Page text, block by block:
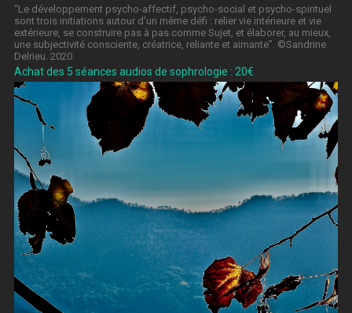
“Le développement psycho-affectif, psycho-social et psycho-spirituel
sont trois initiations autour d’un même défi : relier vie intérieure et vie
extérieure, se construire pas à pas comme Sujet, et élaborer, au mieux,
une subjectivité consciente, créatrice, reliante et aimante”. ©Sandrine
Delrieu. 2020
Achat des 5 séances audios de sophrologie : 20€